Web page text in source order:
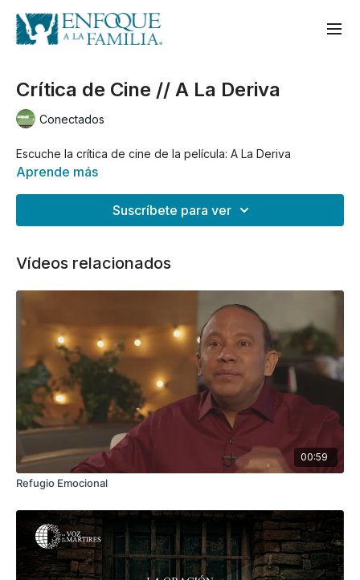
Crítica de Cine // A La Deriva
Conectados
Escuche la crítica de cine de la película: A La Deriva
Aprende más
Suscríbete para ver
Vídeos relacionados
00:59
Refugio Emocional